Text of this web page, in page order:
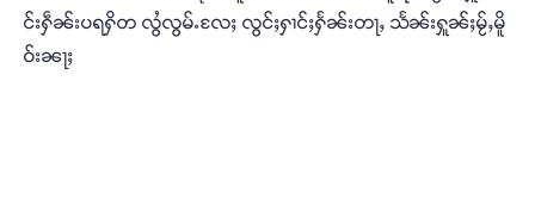
င်းႁဵၼ်းပရႁိတ လွႆလွမ်ႉလႄႈ လွင်ႈႁၢင်ႈႁႅၼ်းတႃႇ သႅၼ်းႁူၼ်ႈမႂ်ႇမိူ
ဝ်းၼႃႈ